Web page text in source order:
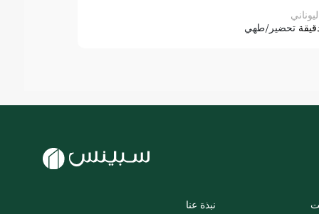
تحضير/طهي
نبذة عنا